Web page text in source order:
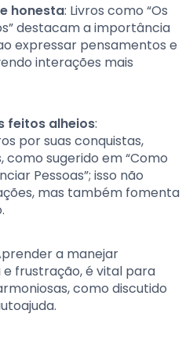
honesta: Livros como “Os
destacam a importância
expressar pensamentos e
interações mais
feitos alheios:
por suas conquistas,
como sugerido em “Como
Pessoas”; isso não
mas também fomenta
a manejar
frustração, é vital para
como discutido